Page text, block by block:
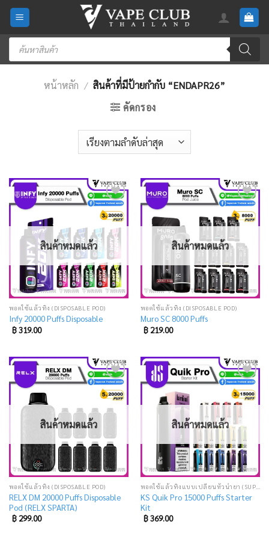
Skip
content
Products
search
หน้าหลัก / สินค้าที่มีป้ายกำกับ “ENDAPR26”
คัดกรอง
Add
to
wishlist
สินค้าหมดแล้ว
พอตใช้แล้วทิ้ง (DISPOSABLE POD)
Infy 20000 Puffs Disposable
฿319.00
Add
to
wishlist
สินค้าหมดแล้ว
พอตใช้แล้วทิ้ง (DISPOSABLE POD)
Muro SC 8000 Puffs
฿219.00
Add
to
wishlist
สินค้าหมดแล้ว
พอตใช้แล้วทิ้ง (DISPOSABLE POD)
RELX DM 20000 Puffs Disposable
Pod (RELX SPARTA)
฿299.00
Add
to
wishlist
สินค้าหมดแล้ว
KS Quik Pro 15000 Puffs Starter
Kit
฿369.00